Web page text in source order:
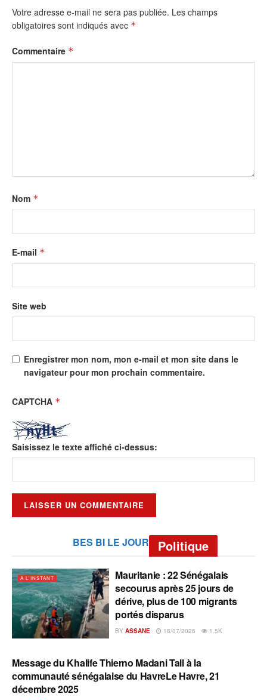
Votre adresse e-mail ne sera pas publiée. Les champs
obligatoires sont indiqués avec *
Commentaire *
Nom *
E-mail *
Site web
Enregistrer mon nom, mon e-mail et mon site dans le
navigateur pour mon prochain commentaire.
CAPTCHA *
Saisissez le texte affiché ci-dessus:
BES BI LE JOUR Politique
A L'INSTANT
Mauritanie : 22 Sénégalais
secourus après 25 jours de
dérive, plus de 100 migrants
portés disparus
BY ASSANE 18/07/2026 1.5K
A L'INSTANT
Message du Khalife Thierno Madani Tall à la
communauté sénégalaise du HavreLe Havre, 21
décembre 2025